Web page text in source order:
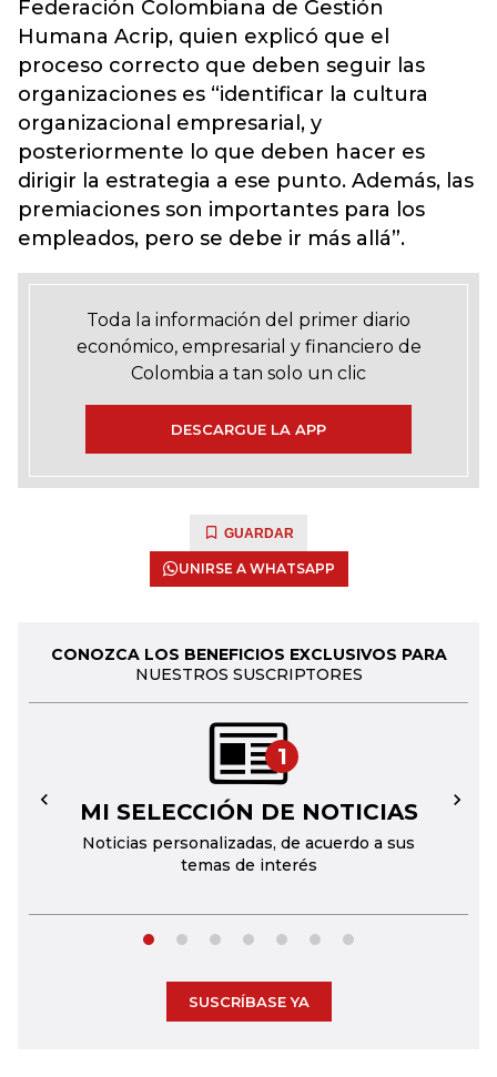
Federación Colombiana de Gestión
Humana Acrip, quien explicó que el
proceso correcto que deben seguir las
organizaciones es “identificar la cultura
organizacional empresarial, y
posteriormente lo que deben hacer es
dirigir la estrategia a ese punto. Además, las
premiaciones son importantes para los
empleados, pero se debe ir más allá”.
Toda la información del primer diario
económico, empresarial y financiero de
Colombia a tan solo un clic
DESCARGUE LA APP
GUARDAR
UNIRSE A WHATSAPP
CONOZCA LOS BENEFICIOS EXCLUSIVOS PARA
NUESTROS SUSCRIPTORES
1
MI SELECCIÓN DE NOTICIAS
Noticias personalizadas, de acuerdo a sus
temas de interés
← →
SUSCRÍBASE YA